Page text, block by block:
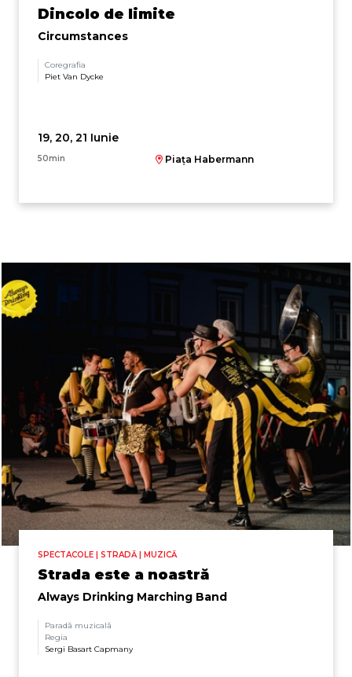
Dincolo de limite
Circumstances
Coregrafia
Piet Van Dycke
19, 20, 21 Iunie
50min Piața Habermann
SPECTACOLE | STRADĂ | MUZICĂ
Strada este a noastră
Always Drinking Marching Band
Paradă muzicală
Regia
Sergi Basart Capmany